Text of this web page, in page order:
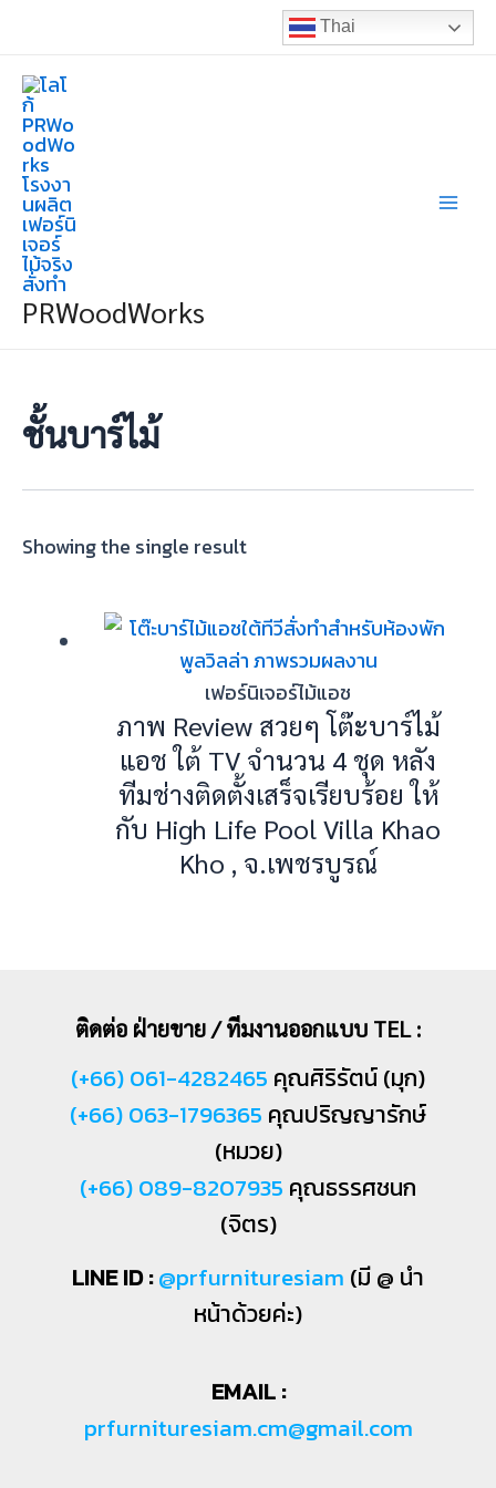
content
Thai
PRWoodWorks
ชั้นบาร์ไม้
Showing the single result
เฟอร์นิเจอร์ไม้แอช
ภาพ Review สวยๆ โต๊ะบาร์ไม้
แอช ใต้ TV จำนวน 4 ชุด หลัง
ทีมช่างติดตั้งเสร็จเรียบร้อย ให้
กับ High Life Pool Villa Khao
Kho , จ.เพชรบูรณ์
ติดต่อ ฝ่ายขาย / ทีมงานออกแบบ TEL :
(+66) 061-4282465 คุณศิริรัตน์ (มุก)
(+66) 063-1796365 คุณปริญญารักษ์
(หมวย)
(+66) 089-8207935 คุณธรรศชนก
(จิตร)
LINE ID :@prfurnituresiam (มี @ นำ
หน้าด้วยค่ะ)
EMAIL :
prfurnituresiam.cm@gmail.com